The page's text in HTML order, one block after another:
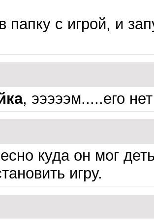
папку с игрой, и
, эээээм.....его
куда он мог
игру.